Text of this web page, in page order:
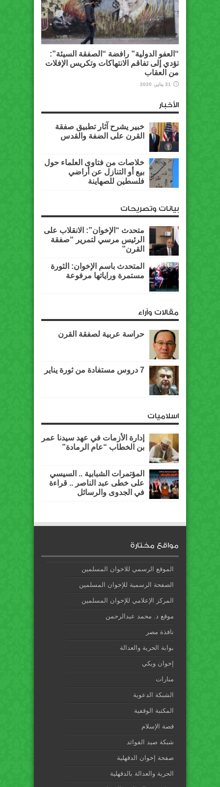
“العفو الدولية” رافضة “الصفقة السيئة”:
تؤدي إلى تفاقم الانتهاكات وتكريس الإفلات
من العقاب
31 يناير، 2020
الأخبار
خبير يشرح آثار تطبيق صفقة
القرن على الضفة والقدس
خلاصات من فتاوى العلماء حول
بيع أو التنازل عن أراضي
فلسطين للصهاينة
بيانات وتصريحات
متحدث “الإخوان”: الانقلاب على
الرئيس مرسي لتمرير “صفقة
القرن”
المتحدث باسم الإخوان: الثورة
مستمرة وراياتها مرفوعة
مقالات وآراء
حراسة عربية لصفقة القرن
7 دروس مستفادة من ثورة يناير
اسلاميات
إدارة الأزمات في عهد سيدنا عمر
بن الخطاب “عام الرمادة”
المؤتمرات الشبابية .. السيسي
على خطى عبد الناصر .. قراءة
في الجدوى والرسائل
مواقع مختارة
الموقع الرسمي للاخوان المسلمين
الصفحة الرسمية للإخوان المسلمين
المركز الإعلامي للإخوان المسلمين
موقع د. محمد عبدالرحمن
نافذة مصر
بوابة الحرية والعدالة
إخوان ويكي
منارات
الشبكة الدعوية
المكتبة الوقفية
قصة الإسلام
شبكة صيد الفوائد
صفحة إخوان الدقهلية
الحرية والعدالة بالدقهلية